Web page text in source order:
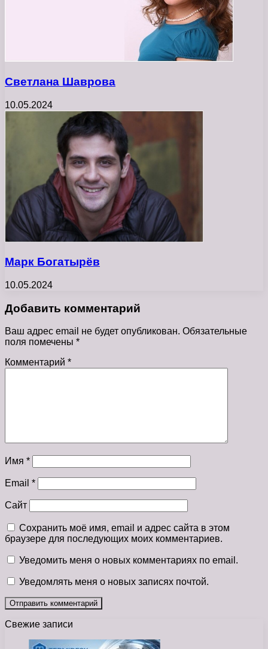
Светлана Шаврова
10.05.2024
Марк Богатырёв
10.05.2024
Добавить комментарий
Ваш адрес email не будет опубликован. Обязательные
поля помечены *
Комментарий *
Имя *
Email *
Сайт
Сохранить моё имя, email и адрес сайта в этом
браузере для последующих моих комментариев.
Уведомить меня о новых комментариях по email.
Уведомлять меня о новых записях почтой.
Свежие записи